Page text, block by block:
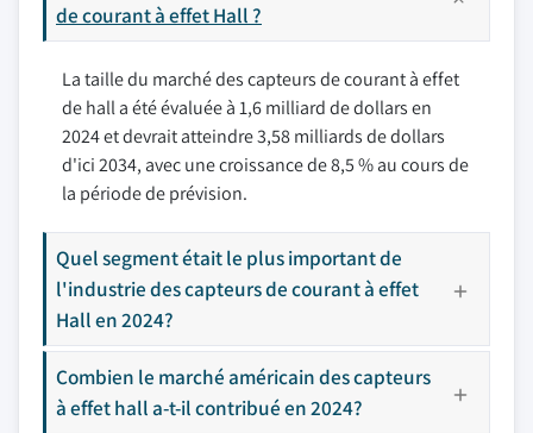
de courant à effet Hall ?
La taille du marché des capteurs de courant à effet
de hall a été évaluée à 1,6 milliard de dollars en
2024 et devrait atteindre 3,58 milliards de dollars
d'ici 2034, avec une croissance de 8,5 % au cours de
la période de prévision.
Quel segment était le plus important de
l'industrie des capteurs de courant à effet
Hall en 2024?
Combien le marché américain des capteurs
à effet hall a-t-il contribué en 2024?